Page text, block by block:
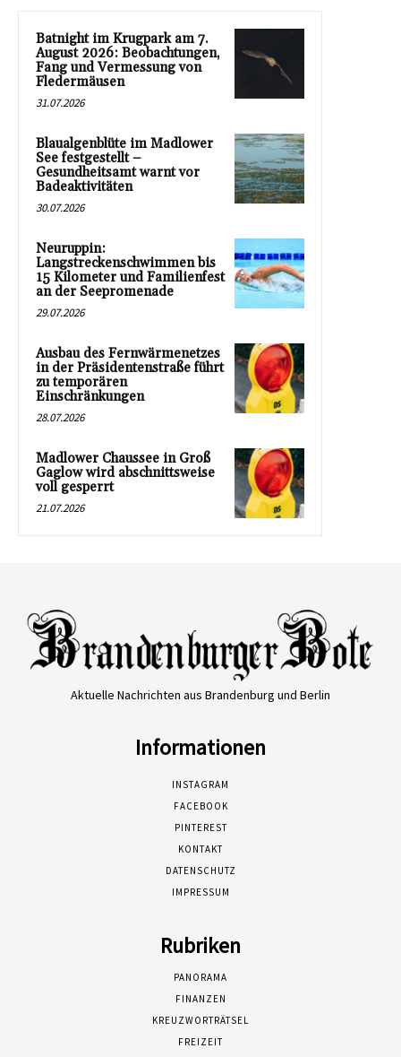
Batnight im Krugpark am 7.
August 2026: Beobachtungen,
Fang und Vermessung von
Fledermäusen
31.07.2026
Blaualgenblüte im Madlower
See festgestellt –
Gesundheitsamt warnt vor
Badeaktivitäten
30.07.2026
Neuruppin:
Langstreckenschwimmen bis
15 Kilometer und Familienfest
an der Seepromenade
29.07.2026
Ausbau des Fernwärmenetzes
in der Präsidentenstraße führt
zu temporären
Einschränkungen
28.07.2026
Madlower Chaussee in Groß
Gaglow wird abschnittsweise
voll gesperrt
21.07.2026
Aktuelle Nachrichten aus Brandenburg und Berlin
Informationen
INSTAGRAM
FACEBOOK
PINTEREST
KONTAKT
DATENSCHUTZ
IMPRESSUM
Rubriken
PANORAMA
FINANZEN
KREUZWORTRÄTSEL
FREIZEIT